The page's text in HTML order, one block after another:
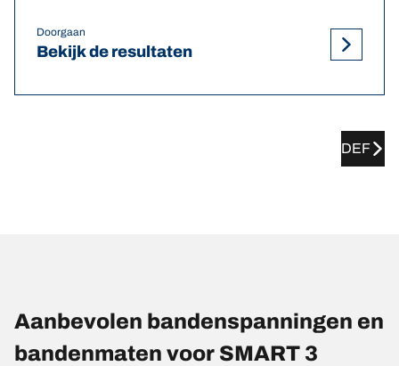
Doorgaan
Bekijk de resultaten
DEF
Aanbevolen bandenspanningen en
bandenmaten voor SMART 3